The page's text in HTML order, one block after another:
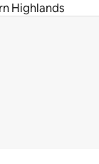
Highlands